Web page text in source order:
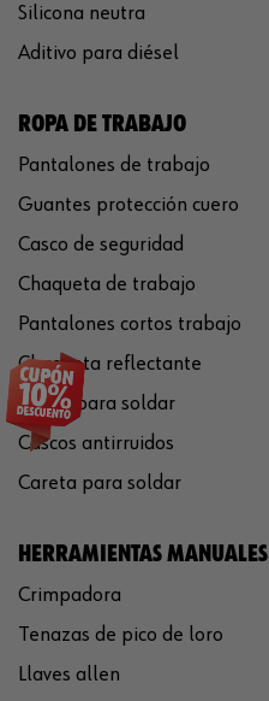
Silicona neutra
Aditivo para diésel
ROPA DE TRABAJO
Pantalones de trabajo
Guantes protección cuero
Casco de seguridad
Chaqueta de trabajo
Pantalones cortos trabajo
Chaqueta reflectante
Gafas para soldar
Cascos antirruidos
Careta para soldar
HERRAMIENTAS MANUALES
Crimpadora
Tenazas de pico de loro
Llaves allen